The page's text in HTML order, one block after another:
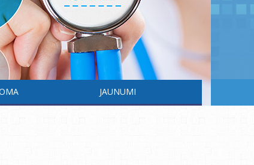
JAUNUMI